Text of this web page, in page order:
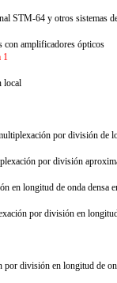
STM-64 y otros
con amplificadores ópticos
1
local
por división
por división
en longitud de onda
por división en
división en longitud de